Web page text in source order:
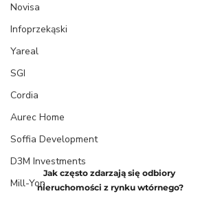
Novisa
Infoprzekąski
Yareal
SGI
Cordia
Aurec Home
Soffia Development
D3M Investments
Mill-Yon
Jak często zdarzają się odbiory
nieruchomości z rynku wtórnego?